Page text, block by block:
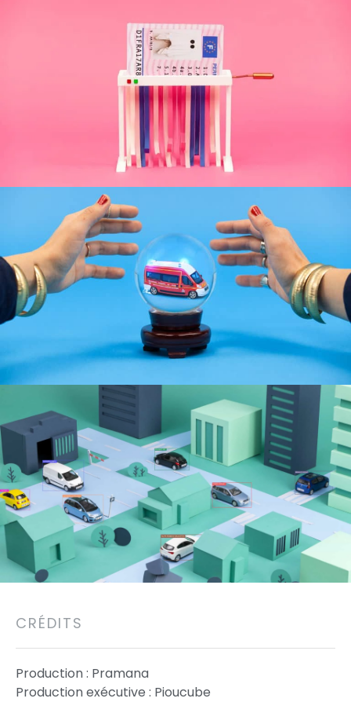
CRÉDITS
Production : Pramana
Production exécutive : Pioucube